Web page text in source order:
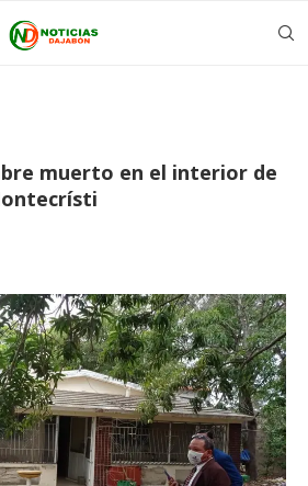
muerto en el interior de